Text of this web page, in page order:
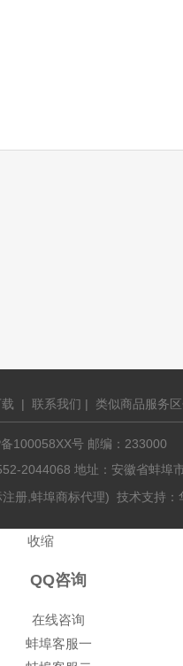
| 联系我们 | 类似商品服务
100058XX号 邮编：233000
2044068 地址：安徽省蚌埠
注册,蚌埠商标代理) 技术支持：
收缩
QQ咨询
在线咨询
蚌埠客服一